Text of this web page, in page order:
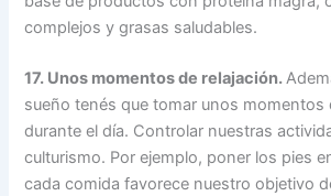
complejos y grasas saludables.
17. Unos momentos de relajación.
sueño tenés que tomar unos momentos
durante el día. Controlar nuestras
culturismo. Por ejemplo, poner los pies
cada comida favorece nuestro objetivo